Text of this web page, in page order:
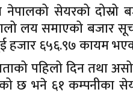
सेयरको
लय समाएको बजार
हजार ६५६.९७ कायम
पहिलो दिन तथा
छ भने ६१ कम्पनीका